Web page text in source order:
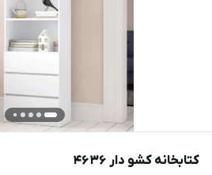
کتابخانه کشو دار ۴۶۳۶